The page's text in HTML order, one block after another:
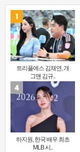
트리플에스 김채연, 개
그맨 김규..
하지원, 한국 배우 최초
MLB 시..